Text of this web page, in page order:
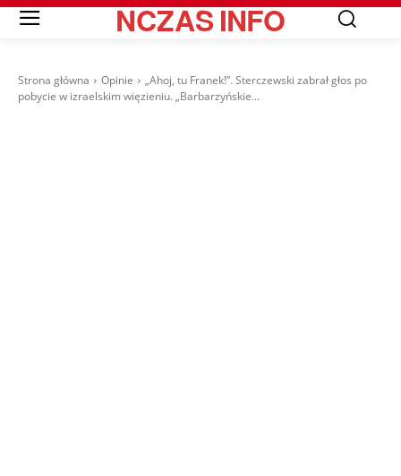
NCZASINFO
Strona główna Opinie
„Ahoj, tu Franek!”. Sterczewski zabrał głos po
pobycie w izraelskim więzieniu. „Barbarzyńskie...